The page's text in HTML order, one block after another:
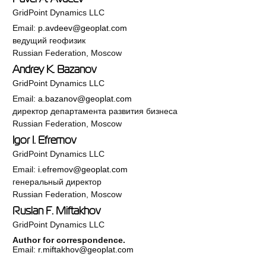
GridPoint Dynamics LLC
Email: p.avdeev@geoplat.com
ведущий геофизик
Russian Federation, Moscow
Andrey K. Bazanov
GridPoint Dynamics LLC
Email:a.bazanov@geoplat.com
директор департамента развития бизнеса
Russian Federation, Moscow
Igor I. Efremov
GridPoint Dynamics LLC
Email: i.efremov@geoplat.com
генеральный директор
Russian Federation, Moscow
Ruslan F. Miftakhov
GridPoint Dynamics LLC
Author for correspondence.
Email: r.miftakhov@geoplat.com